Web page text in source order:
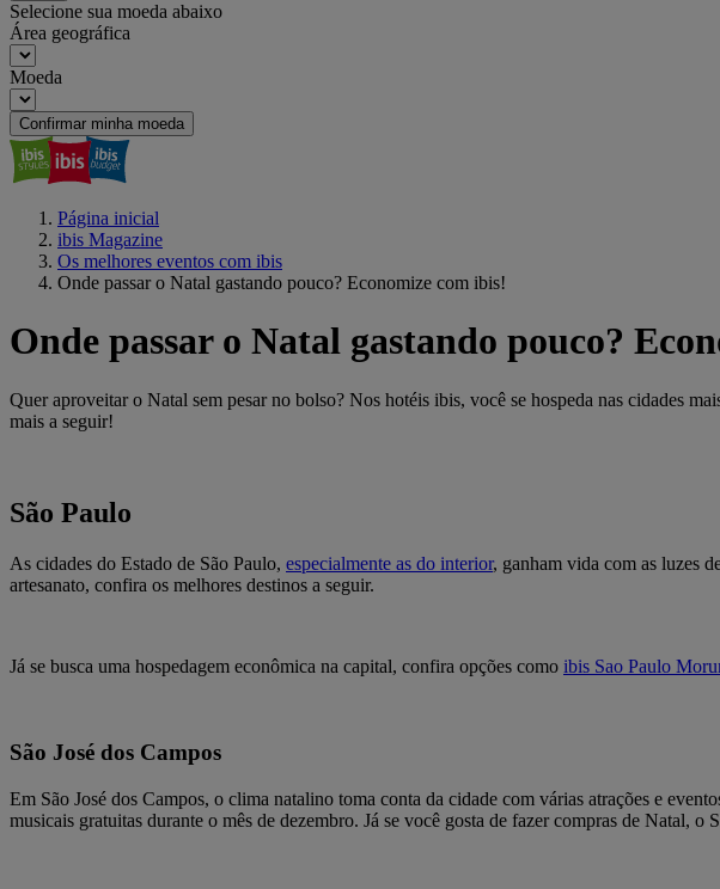
Selecione sua moeda abaixo
Área geográfica
Moeda
Confirmar minha moeda
Página inicial
ibis Magazine
Os melhores eventos com ibis
Onde passar o Natal gastando pouco? Economize com ibis!
Onde passar o Natal gastando pouco?
Quer aproveitar o Natal sem pesar no bolso? Nos hotéis ibis, você se hospeda nas cidades
mais a seguir!
São Paulo
As cidades do Estado de São Paulo, especialmente as do interior, ganham vida com as luzes
artesanato, confira os melhores destinos a seguir.
Já se busca uma hospedagem econômica na capital, confira opções como ibis Sao Paulo
São José dos Campos
Em São José dos Campos, o clima natalino toma conta da cidade com várias atrações e
musicais gratuitas durante o mês de dezembro. Já se você gosta de fazer compras de Natal,